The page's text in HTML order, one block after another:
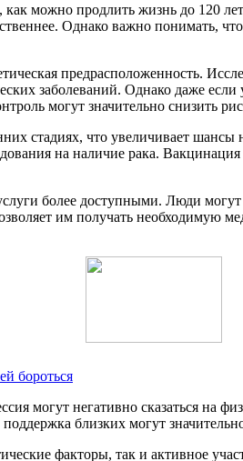
можно продлить жизнь до 120
Однако важно понимать,
предрасположенность.
заболеваний. Однако даже
могут значительно снизить
стадиях, что увеличивает
на наличие рака.
более доступными. Люди
им получать необходимую
бороться
могут негативно сказаться на
близких могут
факторы, так и активное